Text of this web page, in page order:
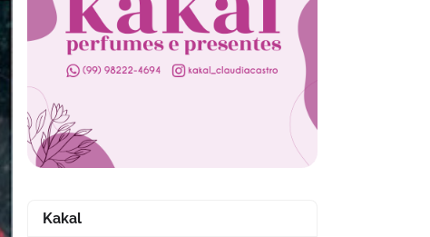
Kakal